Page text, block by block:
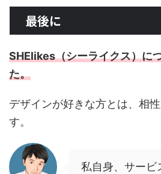
最後に
SHElikes（シーライクス）に
た。
デザインが好きな方とは、相
す。
私自身、サービ